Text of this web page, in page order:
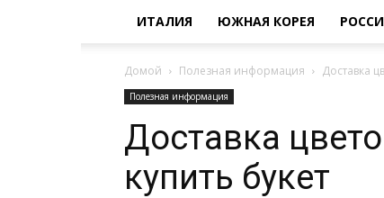
ИТАЛИЯ ЮЖНАЯ КОРЕЯ
Домой Полезная информация Доставка
Полезная информация
Доставка
купить букет